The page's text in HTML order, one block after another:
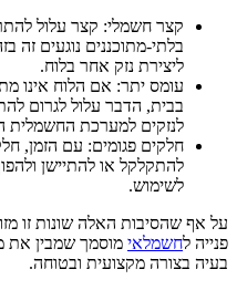
קצר חשמלי: קצר עלול
בלתי-מתוכננים נוגעים זה
ליצירת נזק אחר בלוח.
עומס יתר: אם הלוח אינו
בבית, הדבר עלול לגרום
לנזקים למערכת החשמלית
חלקים פגומים: עם הזמן,
להתקלקל או להתיישן
לשימוש.
על אף שהסיבות האלה שונות זו
פנייה לחשמלאי מוסמך שמבין את
בעיה בצורה מקצועית ובטוחה.